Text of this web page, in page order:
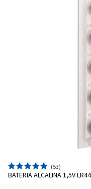
(53)
BATERIA ALCALINA 1,5V